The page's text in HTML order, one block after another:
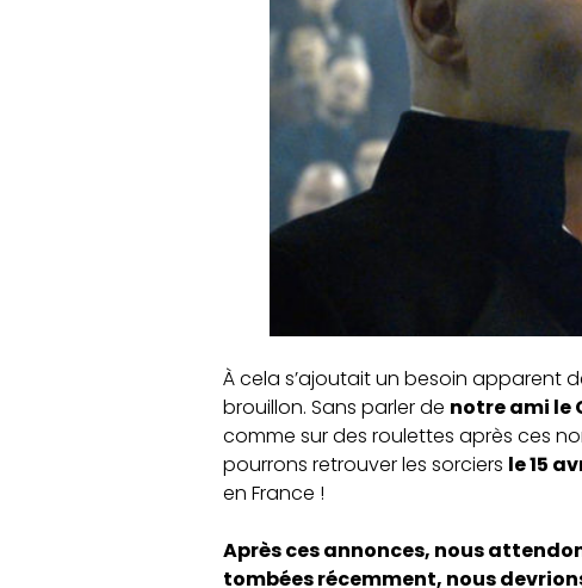
À cela s’ajoutait un besoin apparent
brouillon. Sans parler de notre ami le
comme sur des roulettes après ces
pourrons retrouver les sorciers le 15
en France !
Après ces annonces, nous
tombées récemment, nous